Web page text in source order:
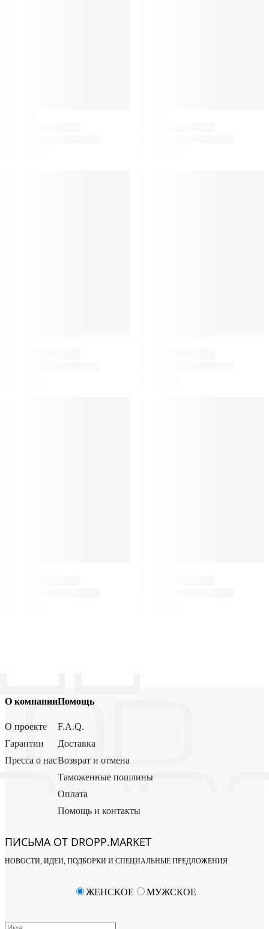
О компании
О проекте
Гарантии
Пресса о нас
Помощь
F.A.Q.
Доставка
Возврат и отмена
Таможенные пошлины
Оплата
Помощь и контакты
ПИСЬМА ОТ DROPP.MARKET
НОВОСТИ, ИДЕИ, ПОДБОРКИ И СПЕЦИАЛЬНЫЕ ПРЕДЛОЖЕНИЯ
ЖЕНСКОЕ МУЖСКОЕ